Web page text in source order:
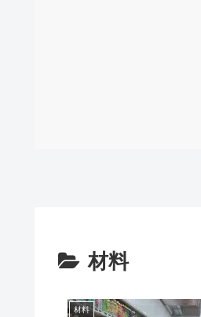
材料
材料